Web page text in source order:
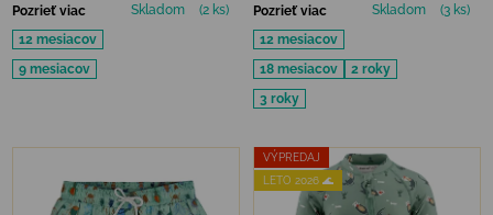
Pozrieť viac Skladom
(2 ks)
12 mesiacov
9 mesiacov
Pozrieť viac Skladom
(3 ks)
12 mesiacov
18 mesiacov
2 roky
3 roky
VÝPREDAJ
LETO 2026 🌊